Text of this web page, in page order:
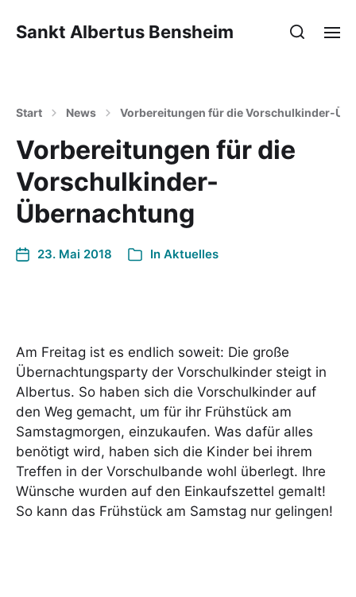
Sankt Albertus Bensheim
Start News Vorbereitungen für die Vorschulkinder-
Vorbereitungen für die
Vorschulkinder-
Übernachtung
23. Mai 2018 In Aktuelles
Am Freitag ist es endlich soweit: Die große
Übernachtungsparty der Vorschulkinder steigt in
Albertus. So haben sich die Vorschulkinder auf
den Weg gemacht, um für ihr Frühstück am
Samstagmorgen, einzukaufen. Was dafür alles
benötigt wird, haben sich die Kinder bei ihrem
Treffen in der Vorschulbande wohl überlegt. Ihre
Wünsche wurden auf den Einkaufszettel gemalt!
So kann das Frühstück am Samstag nur gelingen!